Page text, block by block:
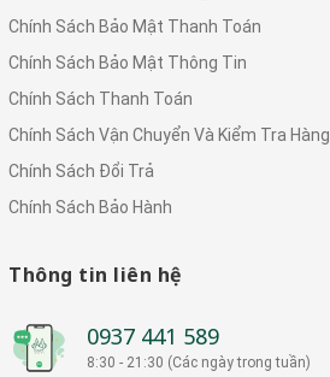
Chính Sách Bảo Mật Thanh Toán
Chính Sách Bảo Mật Thông Tin
Chính Sách Thanh Toán
Chính Sách Vận Chuyển Và Kiểm Tra Hàng
Chính Sách Đổi Trả
Chính Sách Bảo Hành
Thông tin liên hệ
0937 441 589
8:30 - 21:30 (Các ngày trong tuần)